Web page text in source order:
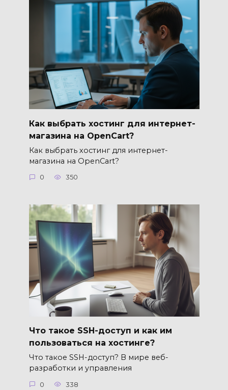
Как выбрать хостинг для интернет-
магазина на OpenCart?
Как выбрать хостинг для интернет-
магазина на OpenCart?
0 350
Что такое SSH-доступ и как им
пользоваться на хостинге?
Что такое SSH-доступ? В мире веб-
разработки и управления
0 338